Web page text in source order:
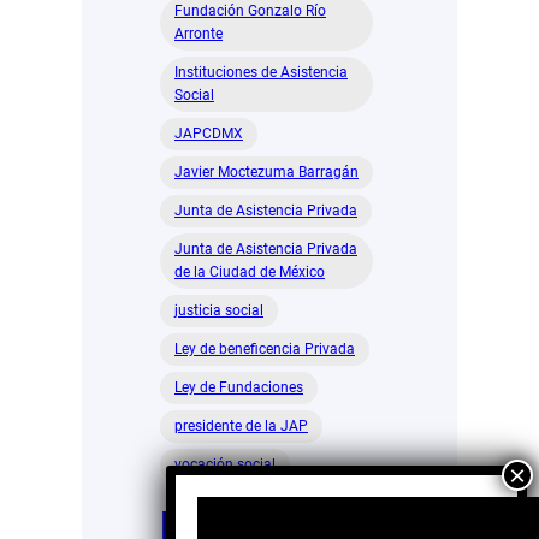
Fundación Gonzalo Río
Arronte
Instituciones de Asistencia
Social
JAPCDMX
Javier Moctezuma Barragán
Junta de Asistencia Privada
Junta de Asistencia Privada
de la Ciudad de México
justicia social
Ley de beneficencia Privada
Ley de Fundaciones
presidente de la JAP
vocación social
Ley de